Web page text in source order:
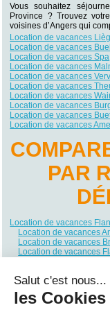
Vous souhaitez
Province ? Trouvez
voisines d’Angers qui
Location de vacances
Location de vacances
Location de vacances Spa
Location de vacances
Location de vacances
Location de vacances
Location de vacances
Location de vacances
Location de vacances
Location de vacances Amel
PAR
Location de vacances
Location de vacances
Location de vacances
Location de vacances
Location de vacances
Location de vacances
Location de vacances
Salut c'est nous...
les Cookies